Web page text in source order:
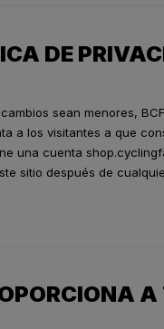
DE
sean menores,
a los visitantes a que
una cuenta
sitio después de